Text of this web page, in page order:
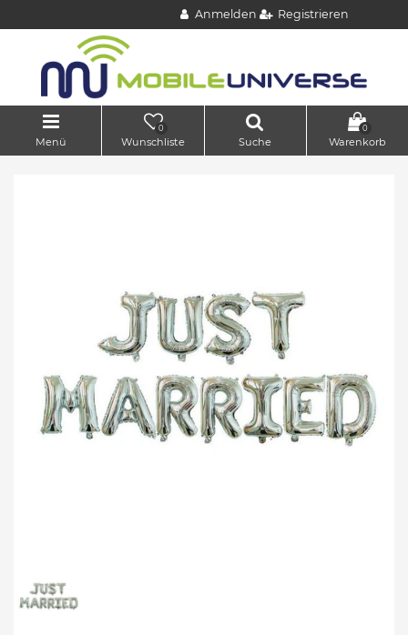
Anmelden Registrieren
Menü
0
Wunschliste Suche
0
Warenkorb